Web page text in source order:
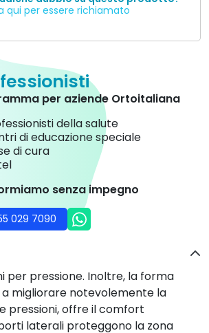
2 anni
di garanzia

Aggiungi al carrello
qui per essere richiamato